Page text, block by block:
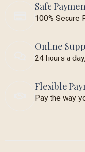
Safe
100% Secure
Online
24 hours a
Flexible
Pay the way